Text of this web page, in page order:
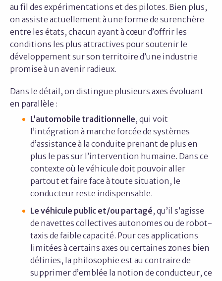
au fil des expérimentations et des pilotes. Bien plus,
on assiste actuellement à une forme de surenchère
entre les états, chacun ayant à cœur d’offrir les
conditions les plus attractives pour soutenir le
développement sur son territoire d’une industrie
promise à un avenir radieux.
Dans le détail, on distingue plusieurs axes évoluant
en parallèle :
L’automobile traditionnelle, qui voit
l’intégration à marche forcée de systèmes
d’assistance à la conduite prenant de plus en
plus le pas sur l’intervention humaine. Dans ce
contexte où le véhicule doit pouvoir aller
partout et faire face à toute situation, le
conducteur reste indispensable.
Le véhicule public et/ou partagé, qu’il s’agisse
de navettes collectives autonomes ou de robot-
taxis de faible capacité. Pour ces applications
limitées à certains axes ou certaines zones bien
définies, la philosophie est au contraire de
supprimer d’emblée la notion de conducteur, ce